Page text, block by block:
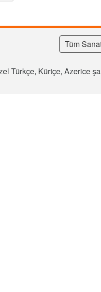
Tüm
Türkçe, Kürtçe, Azerice